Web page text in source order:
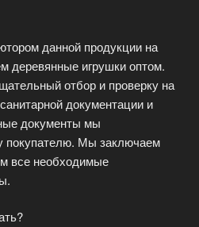
данной продукции на
деревянные игрушки оптом.
отбор и проверку на
документации и
документы мы
покупателю. Мы заключаем
все необходимые